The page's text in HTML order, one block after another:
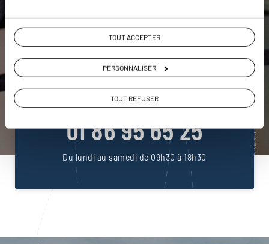
TOUT ACCEPTER
PERSONNALISER
TOUT REFUSER
DEMANDER UN DEVIS
Construisez votre voyage avec un spécialiste Inde
01 86 95 65 25
Du lundi au samedi de 09h30 à 18h30